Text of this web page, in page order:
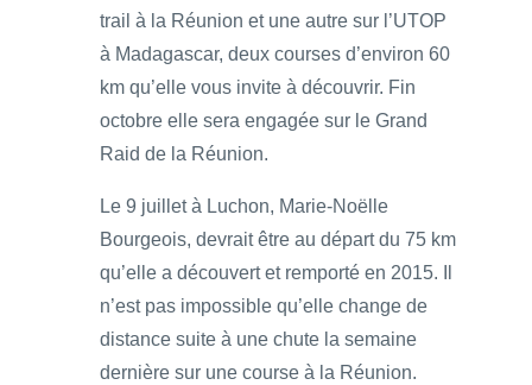
trail à la Réunion et une autre sur l’UTOP
à Madagascar, deux courses d’environ 60
km qu’elle vous invite à découvrir. Fin
octobre elle sera engagée sur le Grand
Raid de la Réunion.
Le 9 juillet à Luchon, Marie-Noëlle
Bourgeois, devrait être au départ du 75 km
qu’elle a découvert et remporté en 2015. Il
n’est pas impossible qu’elle change de
distance suite à une chute la semaine
dernière sur une course à la Réunion.